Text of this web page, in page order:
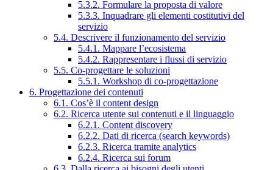
5.3.2. Formulare la proposta di valore
5.3.3. Inquadrare gli elementi costitutivi del
servizio
5.4. Descrivere il funzionamento del servizio
5.4.1. Mappare l’ecosistema
5.4.2. Rappresentare i flussi di servizio
5.5. Co-progettare le soluzioni
5.5.1. Workshop di co-progettazione
6. Progettazione dei contenuti
6.1. Cos’è il content design
6.2. Ricerca utente sui contenuti e il linguaggio
6.2.1. Content discovery
6.2.2. Dati di ricerca (search keywords)
6.2.3. Ricerca tramite analytics
6.2.4. Ricerca sui forum